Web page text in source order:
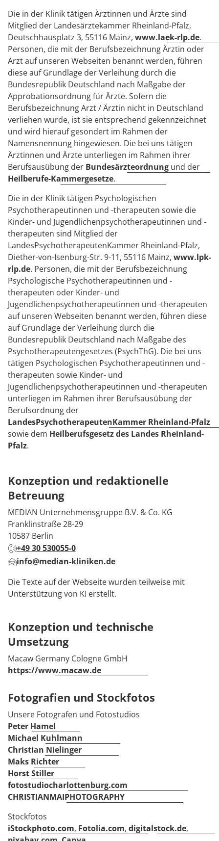
Die in der Klinik tätigen Ärztinnen und Ärzte sind
Mitglied der Landesärztekammer Rheinland-Pfalz,
Deutschhausplatz 3, 55116 Mainz, www.laek-rlp.de.
Personen, die mit der Berufsbezeichnung Ärztin oder
Arzt auf unseren Webseiten benannt werden, führen
diese auf Grundlage der Verleihung durch die
Bundesrepublik Deutschland nach Maßgabe der
Approbationsordnung für Ärzte. Sofern die
Berufsbezeichnung Arzt / Ärztin nicht in Deutschland
verliehen wurde, ist sie entsprechend gekennzeichnet
und wird hierauf gesondert im Rahmen der
Namensnennung hingewiesen. Die bei uns tätigen
Ärztinnen und Ärzte unterliegen im Rahmen ihrer
Berufsausübung der Bundesärzteordnung und der
Heilberufe-Kammergesetze.
Die in der Klinik tätigen Psychologischen
Psychotherapeutinnen und -therapeuten sowie die
Kinder- und Jugendlichenpsychotherapeutinnen und -
therapeuten sind Mitglied der
LandesPsychotherapeutenKammer Rheinland-Pfalz,
Diether-von-Isenburg-Str. 9-11, 55116 Mainz, www.lpk-
rlp.de. Personen, die mit der Berufsbezeichnung
Psychologische Psychotherapeutinnen und -
therapeuten oder Kinder- und
Jugendlichenpsychotherapeutinnen und -therapeuten
auf unseren Webseiten benannt werden, führen diese
auf Grundlage der Verleihung durch die
Bundesrepublik Deutschland nach Maßgabe des
Psychotherapeutengesetzes (PsychThG). Die bei uns
tätigen Psychologischen Psychotherapeutinnen und -
therapeuten sowie Kinder- und
Jugendlichenpsychotherapeutinnen und -therapeuten
unterliegen im Rahmen ihrer Berufsausübung der
Berufsordnung der
LandesPsychotherapeutenKammer Rheinland-Pfalz
sowie dem Heilberufsgesetz des Landes Rheinland-
Pfalz.
Konzeption und redaktionelle
Betreuung
MEDIAN Unternehmensgruppe B.V. & Co. KG
Franklinstraße 28-29
10587 Berlin
+49 30 530055-0
info@median-kliniken.de
Die Texte auf der Webseite wurden teilweise mit
Unterstützung von KI erstellt.
Konzeption und technische
Umsetzung
Macaw Germany Cologne GmbH
https://www.macaw.de
Fotografien und Stockfotos
Unsere Fotografen und Fotostudios
Peter Hamel
Michael Kuhlmann
Christian Nielinger
Maks Richter
Horst Stiller
fotostudiocharlottenburg.com
CHRISTIANMAIPHOTOGRAPHY
Stockfotos
iStockphoto.com, Fotolia.com, digitalstock.de,